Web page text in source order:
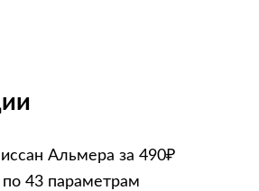
Альмера за 490₽
по 43 параметрам